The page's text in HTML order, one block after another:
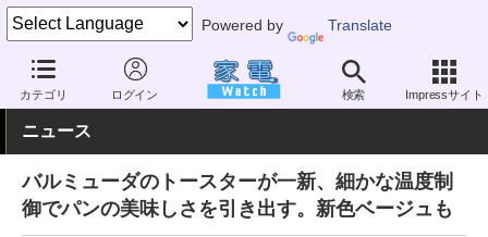
Powered by Translate
カテゴリ ログイン 検索 Impressサイト
家電 Watch 生活家電 キッチン家電 オーブントースター
ニュース
バルミューダのトースターが一新、細かな温度制
御でパンの美味しさを引き出す。新色ベージュも